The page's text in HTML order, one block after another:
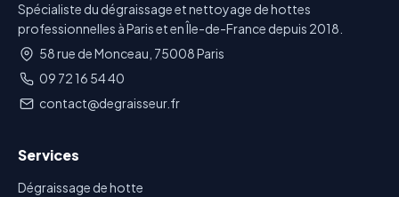
Spécialiste du dégraissage et nettoyage de hottes
professionnelles à Paris et en Île-de-France depuis 2018.
58 rue de Monceau, 75008 Paris
09 72 16 54 40
contact@degraisseur.fr
Services
Dégraissage de hotte